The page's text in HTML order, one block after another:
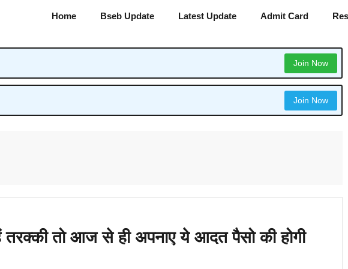
Home Bseb Update Latest Update Admit Card
Join Now
Join Now
तरक्की तो आज से ही अपनाए ये आदत पैसो की होगी